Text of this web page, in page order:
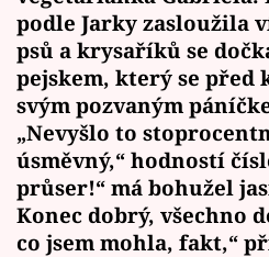
podle Jarky zasloužila
psů a krysaříků se
pejskem, který se před
svým pozvaným
„Nevyšlo to
úsměvný,“ hodností
průser!“ má bohužel
Konec dobrý, všechno
co jsem mohla, fakt,“